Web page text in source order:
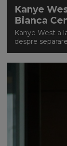
CONTUL MEU
Kanye
Bianca
Kanye West a
despre